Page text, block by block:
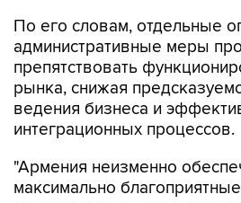
По его словам, отдельные
административные меры
препятствовать
рынка, снижая
ведения бизнеса и
интеграционных процессов.
"Армения неизменно
максимально